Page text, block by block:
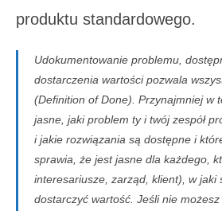
produktu standardowego.
Udokumentowanie problemu,
dostarczenia wartości pozwala
(Definition of Done). Przynajmniej w
jasne, jaki problem ty i twój zespół
i jakie rozwiązania są dostępne i
sprawia, że jest jasne dla każdego,
interesariusze, zarząd, klient), w jaki
dostarczyć wartość. Jeśli nie